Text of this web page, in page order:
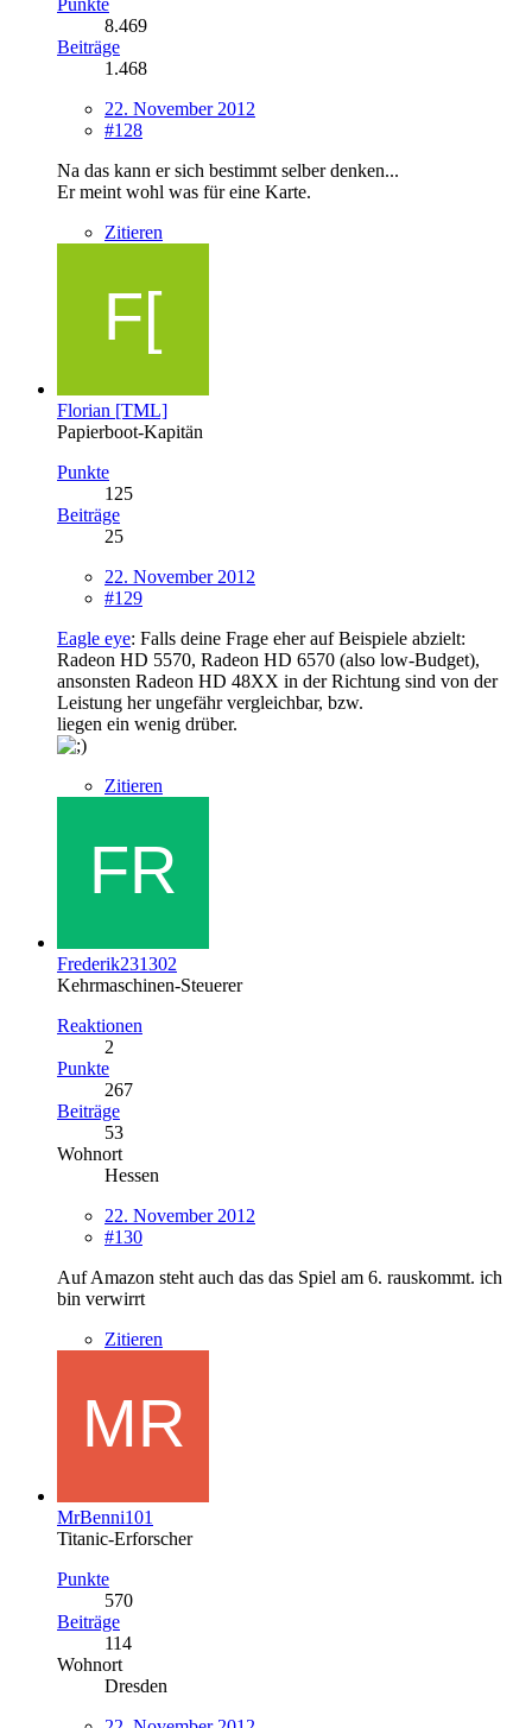
8.469
Beiträge
1.468
22. November 2012
#128
Na das kann er sich bestimmt selber denken...
Er meint wohl was für eine Karte.
Zitieren
Florian [TML]
Papierboot-Kapitän
Punkte
125
Beiträge
25
22. November 2012
#129
Eagle eye: Falls deine Frage eher auf Beispiele abzielt:
Radeon HD 5570, Radeon HD 6570 (also low-Budget),
ansonsten Radeon HD 48XX in der Richtung sind von der
Leistung her ungefähr vergleichbar, bzw.
liegen ein wenig drüber.
Zitieren
Frederik231302
Kehrmaschinen-Steuerer
Reaktionen
2
Punkte
267
Beiträge
53
Wohnort
Hessen
22. November 2012
#130
Auf Amazon steht auch das das Spiel am 6. rauskommt. ich
bin verwirrt
Zitieren
MrBenni101
Titanic-Erforscher
Punkte
570
Beiträge
114
Wohnort
Dresden